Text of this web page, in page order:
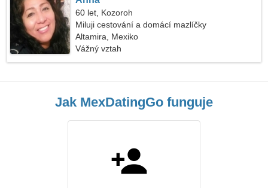
60 let, Kozoroh
Miluji cestování a domácí mazlíčky
Altamira, Mexiko
Vážný vztah
Jak MexDatingGo funguje